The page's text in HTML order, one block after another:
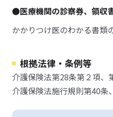
●医療機関の診察券、領収
かかりつけ医のわかる書類
根拠法律・条例等
介護保険法第28条第２項、
介護保険法施行規則第40条